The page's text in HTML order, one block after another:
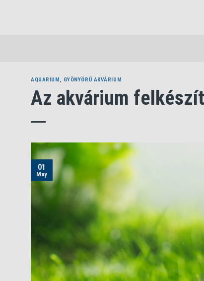
AQUARIUM, GYÖNYÖRŰ AKVÁRIUM
Az akvárium
01
May